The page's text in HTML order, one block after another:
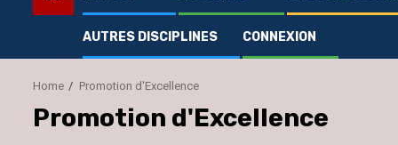
AUTRES DISCIPLINES CONNEXION
Home Promotion d'Excellence
Promotion d'Excellence